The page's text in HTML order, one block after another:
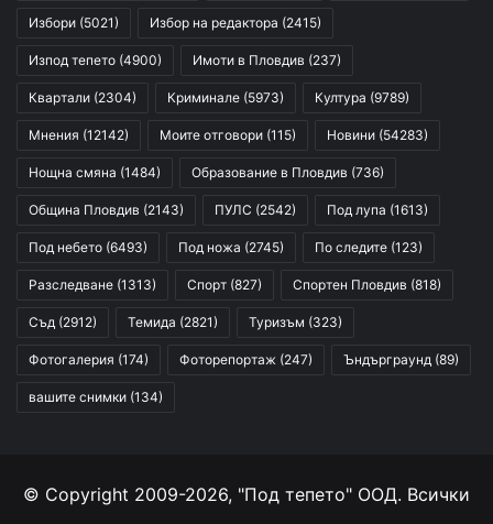
Избори (5021) Избор на редактора (2415)
Изпод тепето (4900) Имоти в Пловдив (237)
Квартали (2304) Криминале (5973) Култура (9789)
Мнения (12142) Моите отговори (115) Новини (54283)
Нощна смяна (1484) Образование в Пловдив (736)
Община Пловдив (2143) ПУЛС (2542) Под лупа (1613)
Под небето (6493) Под ножа (2745) По следите (123)
Разследване (1313) Спорт (827) Спортен Пловдив (818)
Съд (2912) Темида (2821) Туризъм (323)
Фотогалерия (174) Фоторепортаж (247) Ъндърграунд (89)
вашите снимки (134)
© Copyright 2009-2026, "Под тепето" ООД. Всички